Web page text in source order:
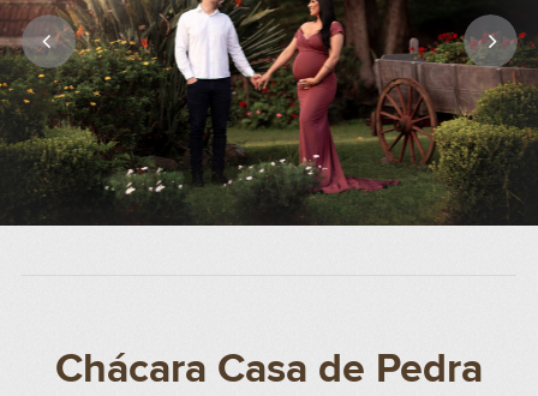
Chácara Casa de Pedra